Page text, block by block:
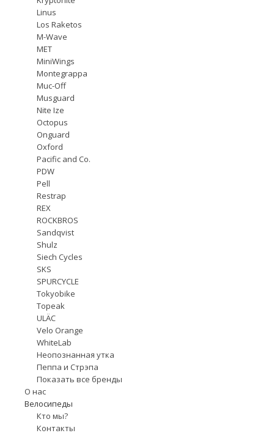
Linus
Los Raketos
M-Wave
MET
MiniWings
Montegrappa
Muc-Off
Musguard
Nite Ize
Octopus
Onguard
Oxford
Pacific and Co.
PDW
Pell
Restrap
REX
ROCKBROS
Sandqvist
Shulz
Siech Cycles
SKS
SPURCYCLE
Tokyobike
Topeak
ULÄC
Velo Orange
WhiteLab
Неопознанная утка
Пеппа и Стрэпа
Показать все бренды
О нас
Велосипеды
Кто мы?
Контакты